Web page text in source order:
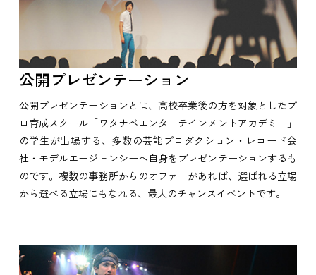
公開プレゼンテーション
公開プレゼンテーションとは、高校卒業後の方を対象としたプ
ロ育成スクール「ワタナベエンターテインメントアカデミー」
の学生が出場する、多数の芸能プロダクション・レコード会
社・モデルエージェンシーへ自身をプレゼンテーションするも
のです。複数の事務所からのオファーがあれば、選ばれる立場
から選べる立場にもなれる、最大のチャンスイベントです。